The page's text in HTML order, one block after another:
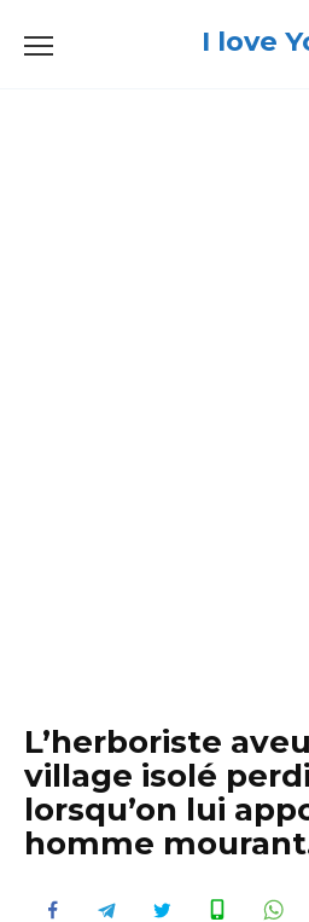
I love
L’herboriste
village isolé
lorsqu’on lui
homme